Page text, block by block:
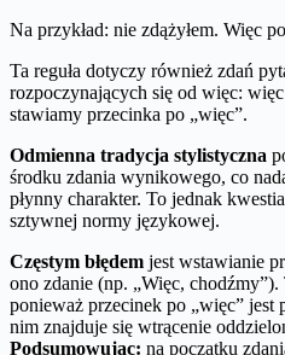
Na przykład: nie zdążyłem. Więc
Ta reguła dotyczy również zdań
rozpoczynających się od więc:
stawiamy przecinka po „więc”.
Odmienna tradycja stylistyczna
środku zdania wynikowego, co
płynny charakter. To jednak
sztywnej normy językowej.
Częstym błędem jest wstawianie
ono zdanie (np. „Więc,
ponieważ przecinek po „więc” jest
nim znajduje się wtrącenie
Podsumowując: na początku